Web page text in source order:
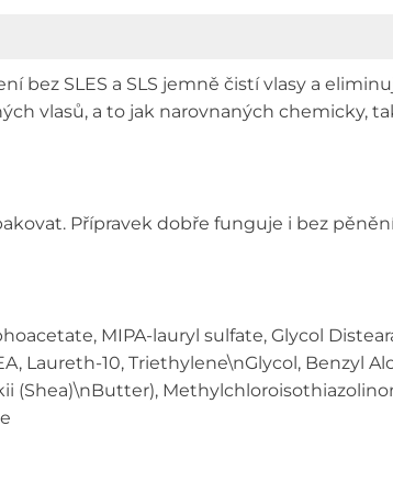
SLES a SLS jemně čistí vlasy a
vlasů, a to jak narovnaných chemicky,
Přípravek dobře funguje i bez
MIPA-lauryl sulfate, Glycol
Laureth-10, Triethylene\nGlycol, Benzyl
(Shea)\nButter),